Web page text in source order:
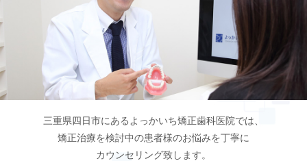
常に重要であり、それらが治療結果や治療期間に
影響します。
治療中は、装置が付いているため歯が磨きに
くくなります。虫歯や歯周病のリスクが高まりま
を受けたりすることが重要です。また、歯が動く
と隠れていた虫歯がみえるようになることもあり
三重県四日市にあるよっかいち矯正歯科医院では、
矯正治療を検討中の患者様のお悩みを丁寧に
カウンセリング致します。